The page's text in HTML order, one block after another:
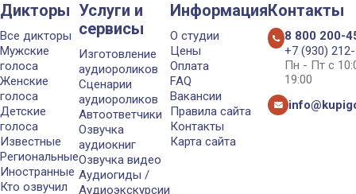
Дикторы
Все дикторы
Мужские
голоса
Женские
голоса
Детские
голоса
Известные
Региональные
Иностранные
Кто озвучил
Услуги и
сервисы
Изготовление
аудиороликов
Сценарии
аудиороликов
Автоответчики
Озвучка
аудиокниг
Озвучка видео
Аудиогиды /
Аудиоэкскурсии
Информация
О студии
Цены
Оплата
FAQ
Вакансии
Правила сайта
Контакты
Карта сайта
Контакты
8 800 200-
+7 (930)
Пн - Пт с
19:00